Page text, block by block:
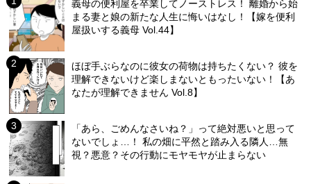
義母の便利屋を卒業してノーストレス！ 離婚から始
まる妻と娘の新たな人生に悔いはなし！【嫁を便利
屋扱いする義母 Vol.44】
ほぼ手ぶらなのに彼女の荷物は持ちたくない？ 彼を
理解できないけど楽しまないともったいない！【あ
なたが理解できません Vol.8】
「あら、ごめんなさいね？」って絶対悪いと思って
ないでしょ…！ 私の畑に平然と踏み入る隣人…無
視？悪意？その行動にモヤモヤが止まらない